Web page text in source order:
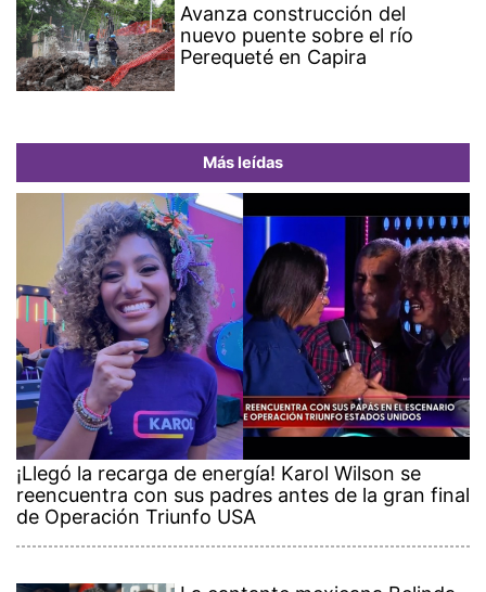
Avanza construcción del
nuevo puente sobre el río
Perequeté en Capira
Más leídas
¡Llegó la recarga de energía! Karol Wilson se
reencuentra con sus padres antes de la gran final
de Operación Triunfo USA